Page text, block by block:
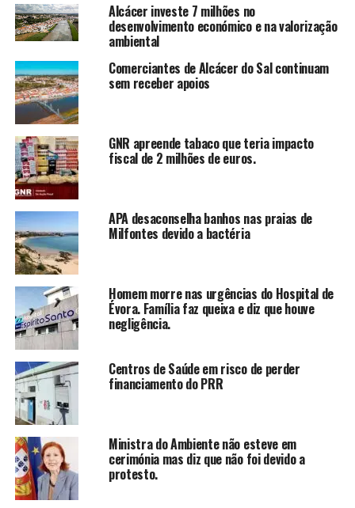
Alcácer investe 7 milhões no
desenvolvimento económico e na valorização
ambiental
Comerciantes de Alcácer do Sal continuam
sem receber apoios
GNR apreende tabaco que teria impacto
fiscal de 2 milhões de euros.
APA desaconselha banhos nas praias de
Milfontes devido a bactéria
Homem morre nas urgências do Hospital de
Évora. Família faz queixa e diz que houve
negligência.
Centros de Saúde em risco de perder
financiamento do PRR
Ministra do Ambiente não esteve em
cerimónia mas diz que não foi devido a
protesto.